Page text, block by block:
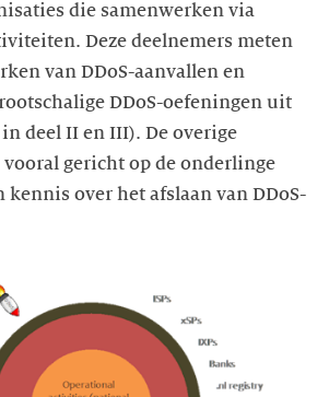
die samenwerken via
Deze deelnemers meten
van DDoS-aanvallen en
DDoS-oefeningen uit
deel II en III). De overige
gericht op de onderlinge
over het afslaan van DDoS-